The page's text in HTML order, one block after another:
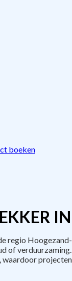
boeken
IN
regio Hoogezand-
of verduurzaming.
waardoor projecten